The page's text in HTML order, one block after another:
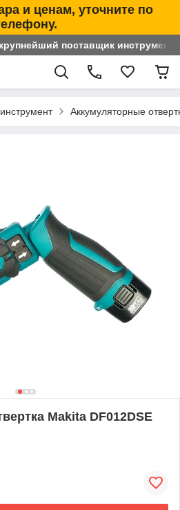
и ценам, уточните по
поставщик
Аккумуляторные
Makita DF012DSE